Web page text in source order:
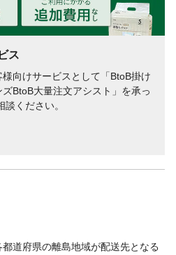
ス
向けサービスとして「BtoB掛け
BtoB大量注文アシスト」を承っ
ください。
道府県の離島地域が配送先となる